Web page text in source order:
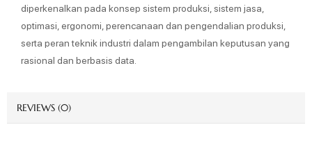
diperkenalkan pada konsep sistem produksi, sistem jasa,
optimasi, ergonomi, perencanaan dan pengendalian produksi,
serta peran teknik industri dalam pengambilan keputusan yang
rasional dan berbasis data.
REVIEWS (0)